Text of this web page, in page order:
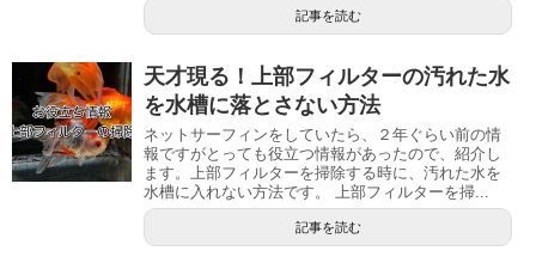
記事を読む
天才現る！上部フィルターの汚れた水
を水槽に落とさない方法
ネットサーフィンをしていたら、２年ぐらい前の情
報ですがとっても役立つ情報があったので、紹介し
ます。上部フィルターを掃除する時に、汚れた水を
水槽に入れない方法です。 上部フィルターを掃...
記事を読む